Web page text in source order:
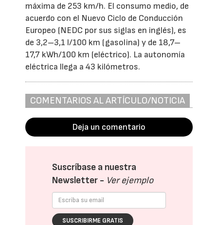
máxima de 253 km/h. El consumo medio, de
acuerdo con el Nuevo Ciclo de Conducción
Europeo (NEDC por sus siglas en inglés), es
de 3,2–3,1 l/100 km (gasolina) y de 18,7–
17,7 kWh/100 km (eléctrico). La autonomía
eléctrica llega a 43 kilómetros.
COMENTARIOS AL ARTÍCULO/NOTICIA
Deja un comentario
Suscríbase a nuestra
Newsletter - Ver ejemplo
SUSCRIBIRME GRATIS